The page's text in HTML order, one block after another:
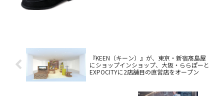
『KEEN（キーン）』が、東京・新宿髙島屋
にショップインショップ、大阪・ららぽーと
EXPOCITYに2店舗目の直営店をオープン